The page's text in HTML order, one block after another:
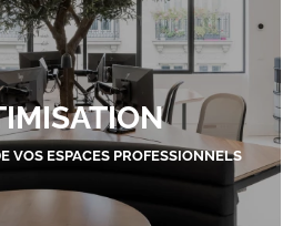
VOS ESPACES PROFESSIONNELS